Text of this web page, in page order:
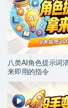
八类AI角色提示词
来即用的指令